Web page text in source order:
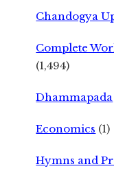
Chandogya
Complete
(1,494)
Dhammapada
Economics (1)
Hymns and